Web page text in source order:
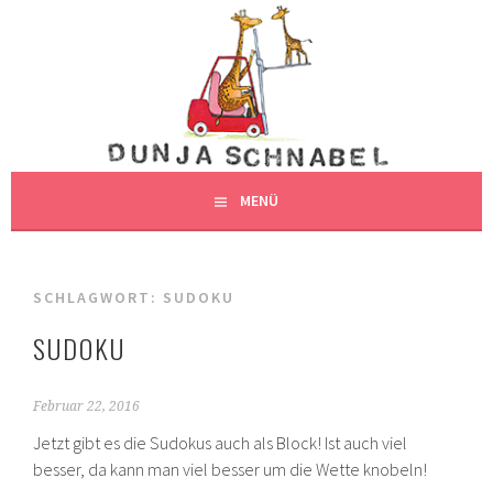
DUNJAS SCHNABEL
ILLUSTRATION
DUNJA SCHNABEL, ILLUSTRATION, HAMBURG
MENÜ
SCHLAGWORT: SUDOKU
SUDOKU
Februar 22, 2016
Jetzt gibt es die Sudokus auch als Block! Ist auch viel
besser, da kann man viel besser um die Wette knobeln!